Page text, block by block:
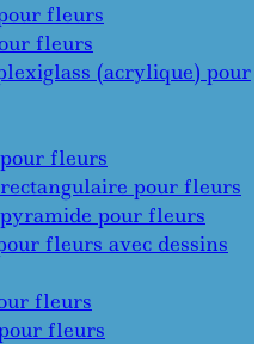
fleurs
fleurs
(acrylique) pour
fleurs
rectangulaire pour fleurs
pyramide pour fleurs
fleurs avec dessins
fleurs
fleurs